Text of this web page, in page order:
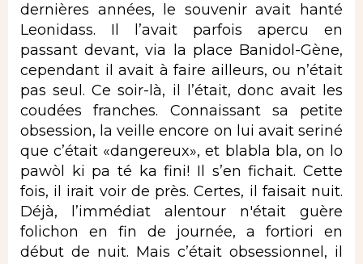
dernières années, le souvenir avait hanté
Leonidass. Il l’avait parfois apercu en
passant devant, via la place Banidol-Gène,
cependant il avait à faire ailleurs, ou n’était
pas seul. Ce soir-là, il l’était, donc avait les
coudées franches. Connaissant sa petite
obsession, la veille encore on lui avait seriné
que c’était «dangereux», et blabla bla, on lo
pawòl ki pa té ka fini! Il s’en fichait. Cette
fois, il irait voir de près. Certes, il faisait nuit.
Déjà, l’immédiat alentour n'était guère
folichon en fin de journée, a fortiori en
début de nuit. Mais c’était obsessionnel, il